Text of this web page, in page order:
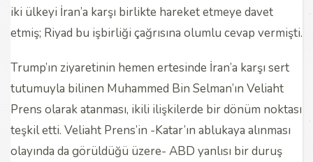
iki ülkeyi İran’a karşı birlikte hareket etmeye davet
etmiş; Riyad bu işbirliği çağrısına olumlu cevap vermişti.
Trump’ın ziyaretinin hemen ertesinde İran’a karşı sert
tutumuyla bilinen Muhammed Bin Selman’ın Veliaht
Prens olarak atanması, ikili ilişkilerde bir dönüm noktası
teşkil etti. Veliaht Prens’in -Katar’ın ablukaya alınması
olayında da görüldüğü üzere- ABD yanlısı bir duruş